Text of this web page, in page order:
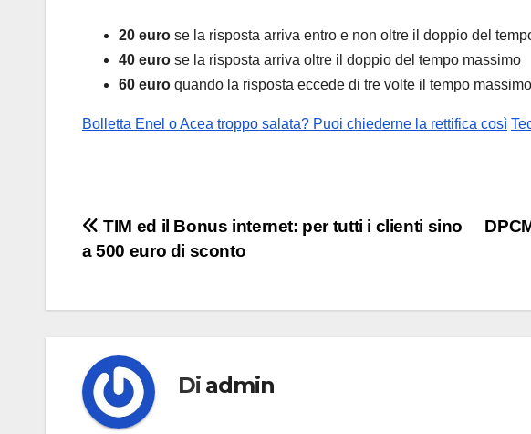
20 euro se la risposta arriva entro e non oltre il doppio del
40 euro se la risposta arriva oltre il doppio del tempo massimo
60 euro quando la risposta eccede di tre volte il tempo
Bolletta Enel o Acea troppo salata? Puoi chiederne la rettifica così
Navigazione
TIM ed il Bonus internet: per tutti i clienti sino
a 500 euro di sconto
Di admin